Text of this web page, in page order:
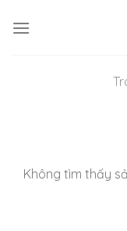
Không tìm thấy